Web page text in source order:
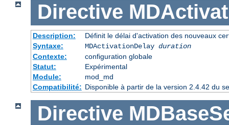
Directive
Description:
Définit le délai d'activation des nouveaux
Syntaxe:
MDActivationDelay duration
Contexte:
configuration globale
Statut:
Expérimental
Module:
mod_md
Compatibilité: Disponible à partir de la version 2.4.42 du
Directive